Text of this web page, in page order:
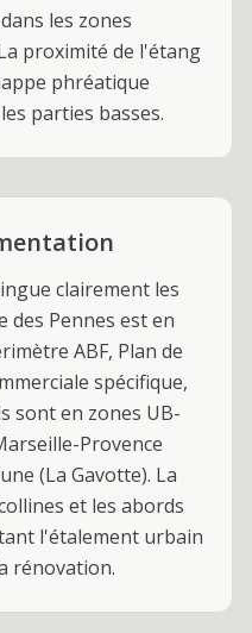
les zones
proximité de l'étang
phréatique
parties basses.
clairement les
des Pennes est en
ABF, Plan de
spécifique,
sont en zones UB-
Provence
(La Gavotte). La
et les abords
l'étalement urbain
rénovation.